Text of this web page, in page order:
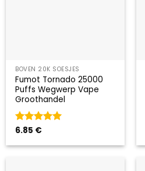
BOVEN 20K SOESJES
Fumot Tornado 25000
Puffs Wegwerp Vape
Groothandel
Gewaardeerd
6.85 €